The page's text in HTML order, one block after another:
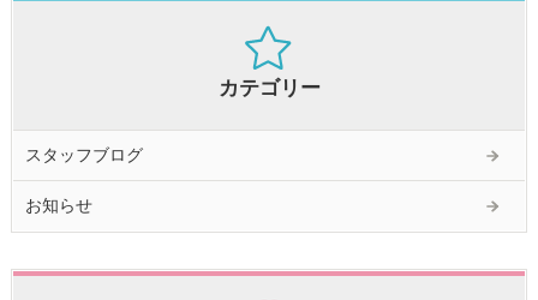
カテゴリー
スタッフブログ
お知らせ